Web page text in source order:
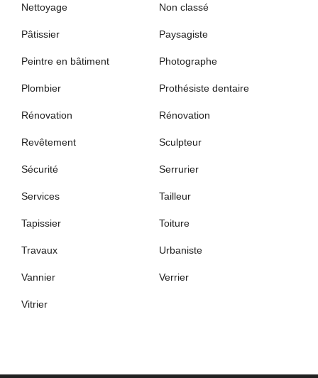
Nettoyage Non classé
Pâtissier Paysagiste
Peintre en bâtiment Photographe
Plombier Prothésiste dentaire
Rénovation Rénovation
Revêtement Sculpteur
Sécurité Serrurier
Services Tailleur
Tapissier Toiture
Travaux Urbaniste
Vannier Verrier
Vitrier